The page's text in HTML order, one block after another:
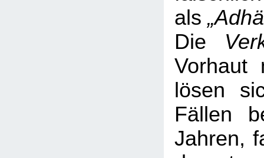
als
Die
Vorhaut
lösen
Fällen
Jahren,